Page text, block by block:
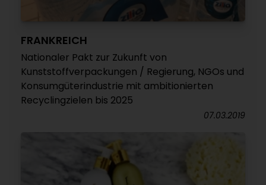
FRANKREICH
Nationaler Pakt zur Zukunft von
Kunststoffverpackungen / Regierung, NGOs und
Konsumgüterindustrie mit ambitionierten
Recyclingzielen bis 2025
07.03.2019